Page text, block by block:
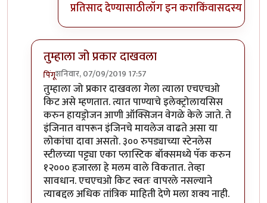
प्रतिसाद देण्यासाठीलॉग इन कराकिंवासदस्य व्हा
तुम्हाला जो प्रकार दाखवला
पिंगूशनिवार, 07/09/2019 17:57
In reply toचांगला धागा आहे .. सकारत्मकbyखिलजि
तुम्हाला जो प्रकार दाखवला गेला त्याला एचएचओ
किट असे म्हणतात. त्यात पाण्याचे इलेक्ट्रोलायसिस
करुन हायड्रोजन आणी ऑक्सिजन वेगळे केले जाते. ते
इंजिनात वापरून इंजिनचे मायलेज वाढते असा या
लोकांचा दावा असतो. ३०० रुपड्याच्या स्टेनलेस
स्टीलच्या पट्ट्या एका प्लास्टिक बॉक्समध्ये पॅक करुन
१२००० हजारला हे मलम वाले विकतात. तेव्हा
सावधान. एचएचओ किट स्वतः वापरले नसल्याने
त्याबद्दल अधिक तांत्रिक माहिती देणे मला शक्य नाही.